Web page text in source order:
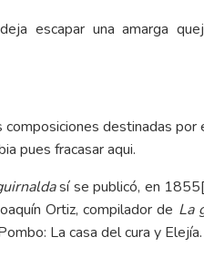
escapar una amarga
destinadas por
pues fracasar aqui.
sí se publicó, en 1855
Ortiz, compilador de La
La casa del cura y Elejía.